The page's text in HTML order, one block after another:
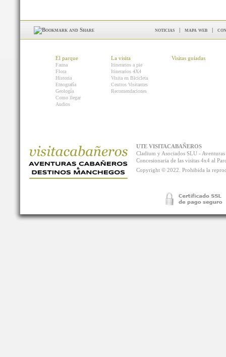
noticias | mapa web |
El parque
Fauna
Flora
Historia
Etnografía
Geología
Como llegar
Audios
La visita
Itinerarios a pie
Itinerarios 4X4
Visita en Bicicleta
Centros Visitantes
Recomendaciones
Visitas guiadas
UTE VISITACABAÑEROS
Cladium y Asociados SLU -
Concesionaria de las visitas 4x4 al
Copyright © 2022. Prohibida la